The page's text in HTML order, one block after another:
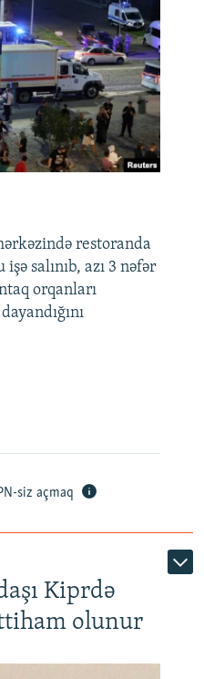
restoranda
salınıb, azı 3 nəfər
orqanları
siz açmaq
Kiprdə
olunur